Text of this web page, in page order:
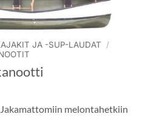
JA -SUP-LAUDAT
/
melontahetkiin